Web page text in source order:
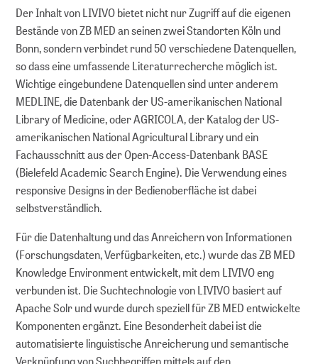
Der Inhalt von LIVIVO bietet nicht nur Zugriff auf die eigenen
Bestände von ZB MED an seinen zwei Standorten Köln und
Bonn, sondern verbindet rund 50 verschiedene Datenquellen,
so dass eine umfassende Literaturrecherche möglich ist.
Wichtige eingebundene Datenquellen sind unter anderem
MEDLINE, die Datenbank der US-amerikanischen National
Library of Medicine, oder AGRICOLA, der Katalog der US-
amerikanischen National Agricultural Library und ein
Fachausschnitt aus der Open-Access-Datenbank BASE
(Bielefeld Academic Search Engine). Die Verwendung eines
responsive Designs in der Bedienoberfläche ist dabei
selbstverständlich.
Für die Datenhaltung und das Anreichern von Informationen
(Forschungsdaten, Verfügbarkeiten, etc.) wurde das ZB MED
Knowledge Environment entwickelt, mit dem LIVIVO eng
verbunden ist. Die Suchtechnologie von LIVIVO basiert auf
Apache Solr und wurde durch speziell für ZB MED entwickelte
Komponenten ergänzt. Eine Besonderheit dabei ist die
automatisierte linguistische Anreicherung und semantische
Verknüpfung von Suchbegriffen mittels auf den